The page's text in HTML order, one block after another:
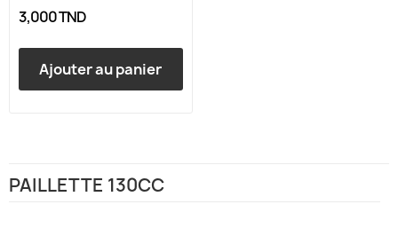
PAILLETTE 130CC
3,000 TND
Ajouter au panier